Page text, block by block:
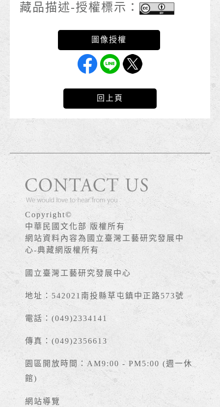
藏品描述-授權標示：
回上頁
Copyright©
中華民國文化部 版權所有
網站資料內容為國立臺灣工藝研究發展中
心-典藏網版權所有
國立臺灣工藝研究發展中心
地址：542021南投縣草屯鎮中正路573號
電話：(049)2334141
傳真：(049)2356613
園區開放時間：AM9:00 - PM5:00 (週一休
館)
網站導覽